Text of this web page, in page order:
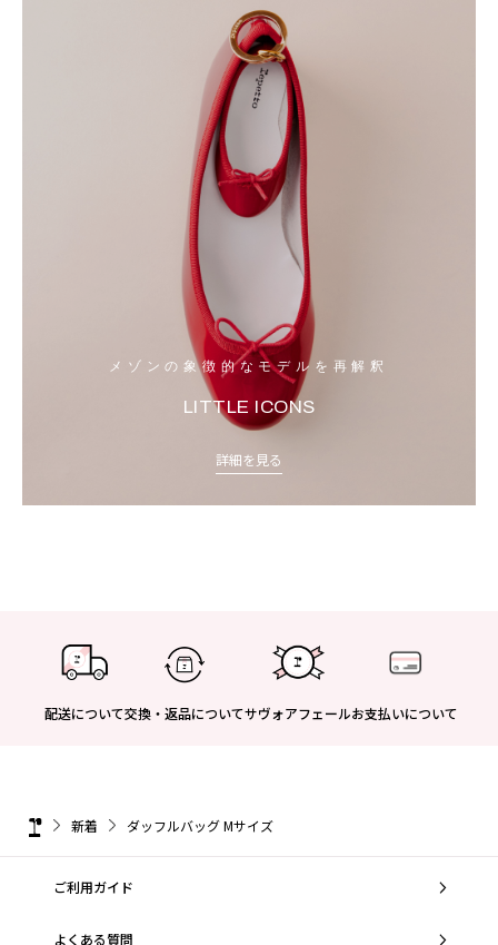
メゾンの象徴的なモデルを再解釈
LITTLE ICONS
詳細を見る
配送について交換・返品についてサヴォアフェールお支払いについて
新着 ダッフルバッグ Mサイズ
ご利用ガイド
よくある質問